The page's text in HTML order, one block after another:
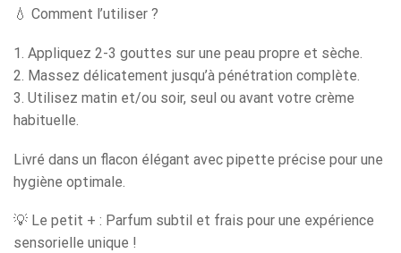
💧 Comment l’utiliser ?
1. Appliquez 2-3 gouttes sur une peau propre et sèche.
2. Massez délicatement jusqu’à pénétration complète.
3. Utilisez matin et/ou soir, seul ou avant votre crème
habituelle.
Livré dans un flacon élégant avec pipette précise pour une
hygiène optimale.
💡 Le petit + : Parfum subtil et frais pour une expérience
sensorielle unique !